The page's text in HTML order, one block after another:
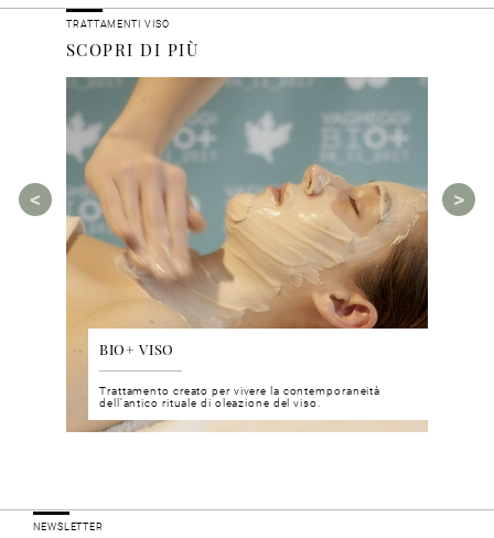
TRATTAMENTI VISO
SCOPRI DI PIÙ
BIO+ VISO
Trattamento creato per vivere la contemporaneità
dell’antico rituale di oleazione del viso.
NEWSLETTER